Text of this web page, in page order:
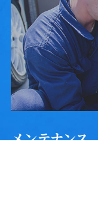
メンテナンス